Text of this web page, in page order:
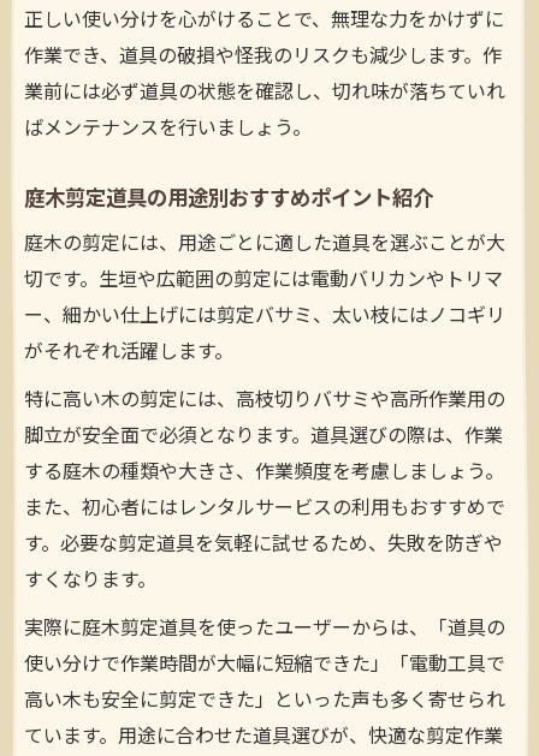
正しい使い分けを心がけることで、無理な力をかけずに
作業でき、道具の破損や怪我のリスクも減少します。作
業前には必ず道具の状態を確認し、切れ味が落ちていれ
ばメンテナンスを行いましょう。
庭木剪定道具の用途別おすすめポイント紹介
庭木の剪定には、用途ごとに適した道具を選ぶことが大
切です。生垣や広範囲の剪定には電動バリカンやトリマ
ー、細かい仕上げには剪定バサミ、太い枝にはノコギリ
がそれぞれ活躍します。
特に高い木の剪定には、高枝切りバサミや高所作業用の
脚立が安全面で必須となります。道具選びの際は、作業
する庭木の種類や大きさ、作業頻度を考慮しましょう。
また、初心者にはレンタルサービスの利用もおすすめで
す。必要な剪定道具を気軽に試せるため、失敗を防ぎや
すくなります。
実際に庭木剪定道具を使ったユーザーからは、「道具の
使い分けで作業時間が大幅に短縮できた」「電動工具で
高い木も安全に剪定できた」といった声も多く寄せられ
ています。用途に合わせた道具選びが、快適な剪定作業